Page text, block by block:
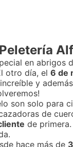
en
otro día, el 6 de
y
son solo para
de
de
hace más de